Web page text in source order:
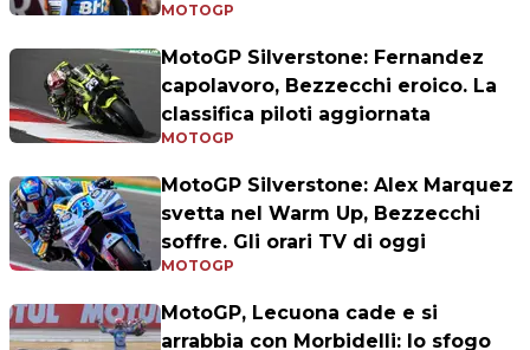
MOTOGP
MotoGP Silverstone: Fernandez
capolavoro, Bezzecchi eroico. La
classifica piloti aggiornata
MOTOGP
MotoGP Silverstone: Alex Marquez
svetta nel Warm Up, Bezzecchi
soffre. Gli orari TV di oggi
MOTOGP
MotoGP, Lecuona cade e si
arrabbia con Morbidelli: lo sfogo